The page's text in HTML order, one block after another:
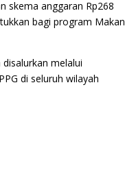
skema anggaran Rp268
bagi program Makan
melalui
di seluruh wilayah